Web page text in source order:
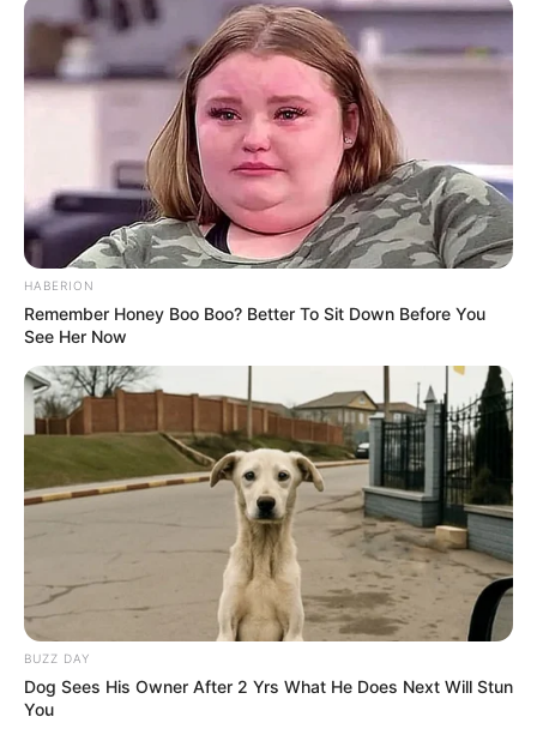
Langka Banget! 10 Pose Lucu
Katak yang Bikin Ketawa
Gemes
Ambyar! 10 Kalimat Baper
Pakai Bahasa Jawa Ini Bikin
HABERION
Remember Honey Boo Boo? Better To Sit Down Before You
See Her Now
BUZZ DAY
Dog Sees His Owner After 2 Yrs What He Does Next Will Stun
You